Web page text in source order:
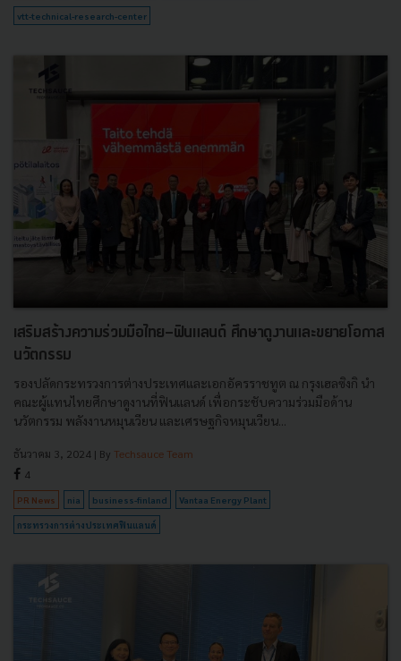
vtt-technical-research-center
เสริมสร้างความร่วมมือไทย-ฟินแลนด์ ศึกษาดูงานและขยายโอกาส
นวัตกรรม
รองปลัดกระทรวงการต่างประเทศและเอกอัครราชทูต ณ กรุงเฮลซิงกิ นำ
คณะผู้แทนไทยศึกษาดูงานที่ฟินแลนด์ เพื่อกระชับความร่วมมือด้าน
นวัตกรรม พลังงานหมุนเวียน และเศรษฐกิจหมุนเวียน...
ธันวาคม 3, 2024 | By Techsauce Team
4
PR News nia business-finland Vantaa Energy Plant
กระทรวงการต่างประเทศฟินแลนด์